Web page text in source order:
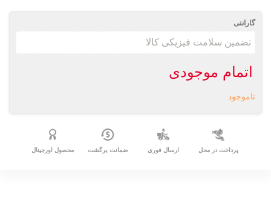
گارانتی
اتمام موجودی
ناموجود
پرداخت در محل ارسال فوری ضمانت برگشت محصول اورجینال